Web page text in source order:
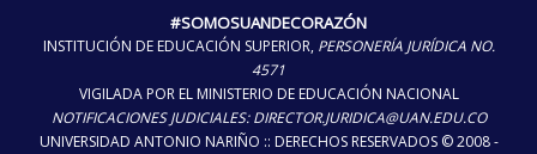
#SOMOSUANDECORAZÓN
INSTITUCIÓN DE EDUCACIÓN SUPERIOR, PERSONERÍA JURÍDICA NO.
4571
VIGILADA POR EL MINISTERIO DE EDUCACIÓN NACIONAL
NOTIFICACIONES JUDICIALES: DIRECTOR.JURIDICA@UAN.EDU.CO
UNIVERSIDAD ANTONIO NARIÑO :: DERECHOS RESERVADOS © 2008 -